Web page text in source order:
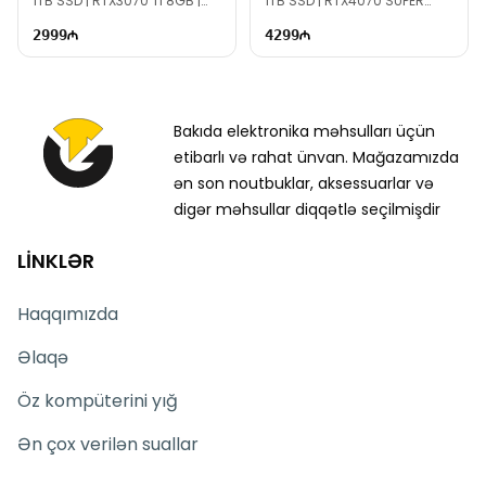
2999 4299
Bakıda elektronika məhsulları üçün
etibarlı və rahat ünvan. Mağazamızda
ən son noutbuklar, aksessuarlar və
digər məhsullar diqqətlə seçilmişdir
LİNKLƏR
Haqqımızda
Əlaqə
Öz kompüterini yığ
Ən çox verilən suallar